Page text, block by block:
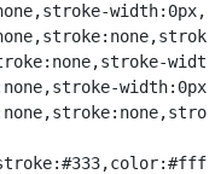
width:0px